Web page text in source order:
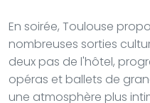
En soirée, Toulouse
nombreuses sorties
deux pas de l'hôtel,
opéras et ballets de
une atmosphère plus